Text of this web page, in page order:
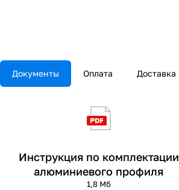
Документы Оплата Доставка
Инструкция по комплектации
алюминиевого профиля
1,8 Мб